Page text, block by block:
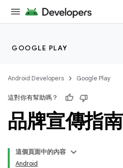
GOOGLE PLAY
Android Developers Google Play
這對你有幫助嗎？
品牌宣傳指南
這個頁面中的內容
Android